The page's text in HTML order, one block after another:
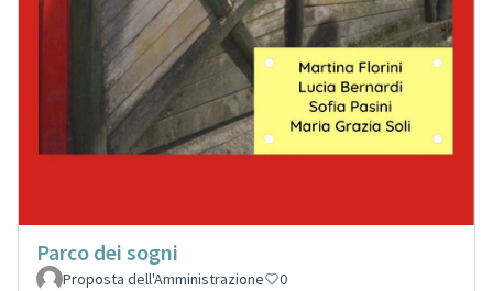
Parco dei sogni
Proposta dell'Amministrazione 0